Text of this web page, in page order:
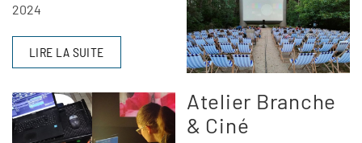
2024
LIRE LA SUITE
Atelier Branche
& Ciné